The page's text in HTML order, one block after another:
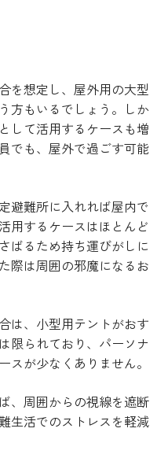
を想定し、屋外用の大型
方もいるでしょう。しか
して活用するケースも増
でも、屋外で過ごす可能
避難所に入れれば屋内で
用するケースはほとんど
ばるため持ち運びがしに
際は周囲の邪魔になるお
は、小型用テントがおす
限られており、パーソナ
スが少なくありません。
、周囲からの視線を遮断
生活でのストレスを軽減